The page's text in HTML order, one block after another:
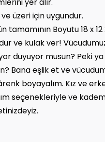
üzeri için uygundur.
tamamının Boyutu 18 x
ve kulak ver!
duyuyor musun? Peki
Bana eşlik et ve
boyayalım. Kız ve
seçenekleriyle ve